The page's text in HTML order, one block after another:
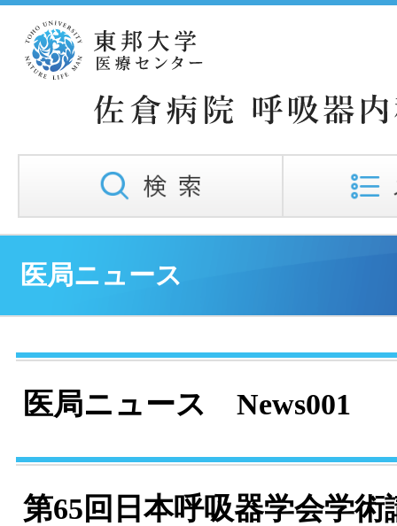
医局ニュース
医局ニュース News001
第65回日本呼吸器学会学術